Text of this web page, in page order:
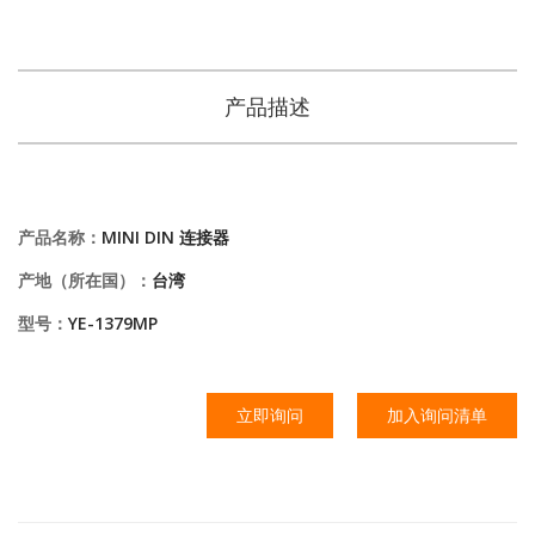
产品描述
产品名称： MINI DIN 连接器
产地（所在国）： 台湾
型号： YE-1379MP
立即询问 加入询问清单